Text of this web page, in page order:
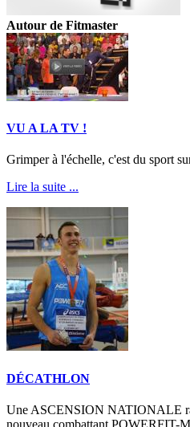
Autour de Fitmaster
VU A LA TV !
Grimper à l'échelle, c'est du sport
Lire la suite ...
DÉCATHLON
Une ASCENSION NATIONALE
nouveau combattant POWERFIT-